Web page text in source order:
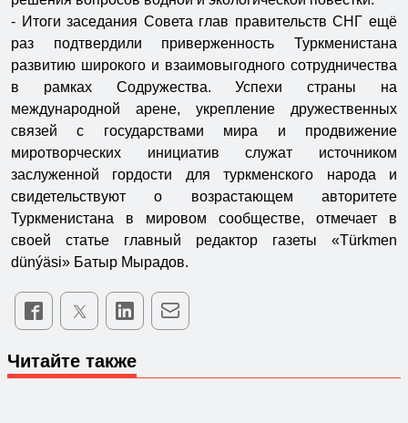
- Итоги заседания Совета глав правительств СНГ ещё
раз подтвердили приверженность Туркменистана
развитию широкого и взаимовыгодного сотрудничества
в рамках Содружества. Успехи страны на
международной арене, укрепление дружественных
связей с государствами мира и продвижение
миротворческих инициатив служат источником
заслуженной гордости для туркменского народа и
свидетельствуют о возрастающем авторитете
Туркменистана в мировом сообществе, отмечает в
своей статье главный редактор газеты «Türkmen
dünýäsi» Батыр Мырадов.
Читайте также